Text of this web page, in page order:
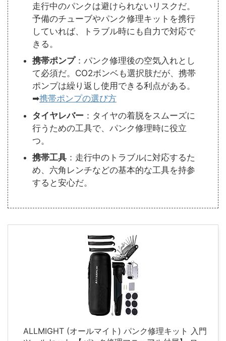
走行中のパンクは避けられないリスクだ。
予備のチューブやパンク修理キットを携行
していれば、トラブル時にも自力で対応で
きる。
携帯ポンプ：パンク修理後の空気入れとし
て必須だ。CO2ボンベも選択肢だが、携帯
ポンプは繰り返し使用できる利点がある。
➡携帯ポンプの選び方
タイヤレバー ：タイヤの着脱をスムーズに
行うための工具で、パンク修理時に役立
つ。
携帯工具 ：走行中のトラブルに対応するた
め、六角レンチなどの基本的な工具を持参
すると安心だ。
ALLMIGHT (オールマイト) パンク修理キット 入門